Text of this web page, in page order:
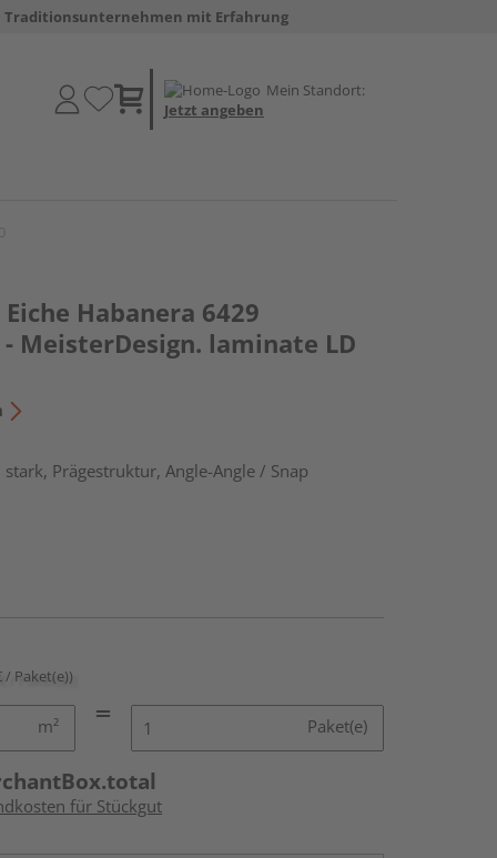
Traditionsunternehmen mit Erfahrung
Mein Standort:
Jetzt angeben
Habanera 6429
MeisterDesign. laminate LD
Prägestruktur, Angle-Angle / Snap
/ Paket(e))
m² Paket(e)
für Stückgut